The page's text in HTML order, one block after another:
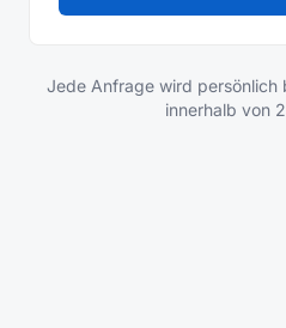
Jede Anfrage wird persönlich
innerhalb von